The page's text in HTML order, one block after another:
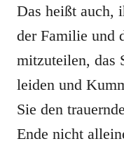
Das heißt auch,
der Familie und
mitzuteilen, das
leiden und
Sie den
Ende nicht